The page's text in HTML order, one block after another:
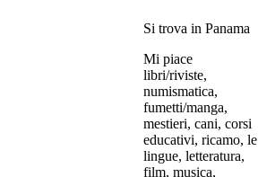
Si trova in Panama
Mi piace
libri/riviste,
numismatica,
fumetti/manga,
mestieri, cani, corsi
educativi, ricamo, le
lingue, letteratura,
film, musica,